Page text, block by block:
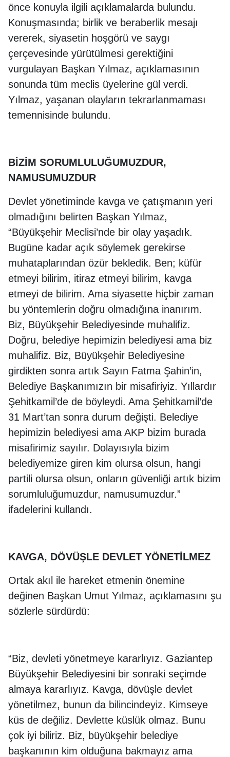
önce konuyla ilgili açıklamalarda bulundu.
Konuşmasında; birlik ve beraberlik mesajı
vererek, siyasetin hoşgörü ve saygı
çerçevesinde yürütülmesi gerektiğini
vurgulayan Başkan Yılmaz, açıklamasının
sonunda tüm meclis üyelerine gül verdi.
Yılmaz, yaşanan olayların tekrarlanmaması
temennisinde bulundu.
BİZİM SORUMLULUĞUMUZDUR,
NAMUSUMUZDUR
Devlet yönetiminde kavga ve çatışmanın yeri
olmadığını belirten Başkan Yılmaz,
“Büyükşehir Meclisi’nde bir olay yaşadık.
Bugüne kadar açık söylemek gerekirse
muhataplarından özür bekledik. Ben; küfür
etmeyi bilirim, itiraz etmeyi bilirim, kavga
etmeyi de bilirim. Ama siyasette hiçbir zaman
bu yöntemlerin doğru olmadığına inanırım.
Biz, Büyükşehir Belediyesinde muhalifiz.
Doğru, belediye hepimizin belediyesi ama biz
muhalifiz. Biz, Büyükşehir Belediyesine
girdikten sonra artık Sayın Fatma Şahin’in,
Belediye Başkanımızın bir misafiriyiz. Yıllardır
Şehitkamil’de de böyleydi. Ama Şehitkamil’de
31 Mart’tan sonra durum değişti. Belediye
hepimizin belediyesi ama AKP bizim burada
misafirimiz sayılır. Dolayısıyla bizim
belediyemize giren kim olursa olsun, hangi
partili olursa olsun, onların güvenliği artık bizim
sorumluluğumuzdur, namusumuzdur.”
ifadelerini kullandı.
KAVGA, DÖVÜŞLE DEVLET YÖNETİLMEZ
Ortak akıl ile hareket etmenin önemine
değinen Başkan Umut Yılmaz, açıklamasını şu
sözlerle sürdürdü:
“Biz, devleti yönetmeye kararlıyız. Gaziantep
Büyükşehir Belediyesini bir sonraki seçimde
almaya kararlıyız. Kavga, dövüşle devlet
yönetilmez, bunun da bilincindeyiz. Kimseye
küs de değiliz. Devlette küslük olmaz. Bunu
çok iyi biliriz. Biz, büyükşehir belediye
başkanının kim olduğuna bakmayız ama